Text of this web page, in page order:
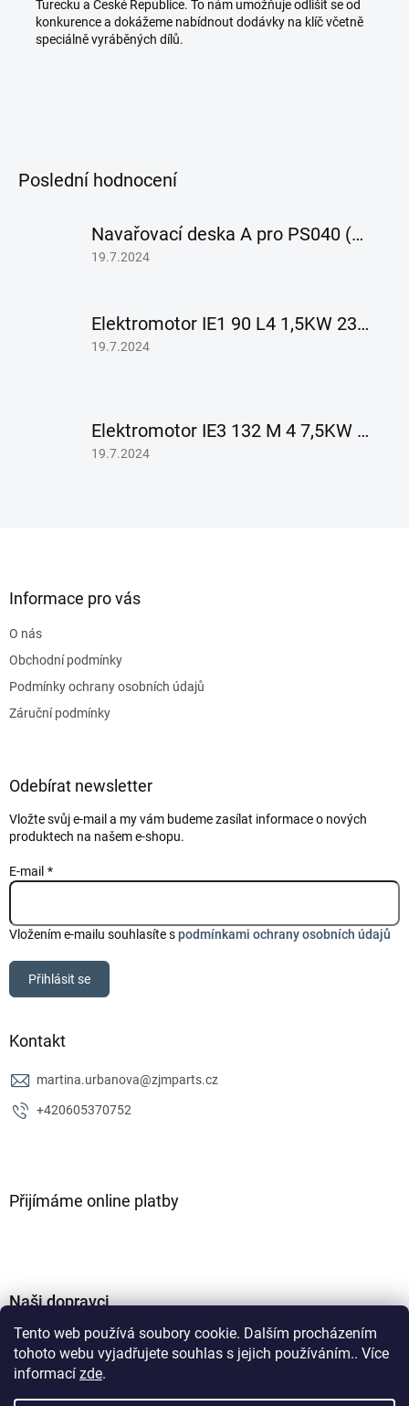
Tento web používá soubory cookie. Dalším procházením
tohoto webu vyjadřujete souhlas s jejich používáním.. Více
informací zde.
Turecku a České Republice. To nám umožňuje odlišit se od
konkurence a dokážeme nabídnout dodávky na klíč včetně
speciálně vyráběných dílů.
Poslední hodnocení
Navařovací deska A pro PS040 (KRVPS040A01A)
Hodnocení
z
5
19.7.2024
Elektromotor IE1 90 L4 1,5KW 230/400V B5
Hodnocení
5
hvězdiček.
19.7.2024
Elektromotor IE3 132 M 4 7,5KW 400/690V B5
Hodnocení
19.7.2024
Informace pro vás
O nás
Obchodní podmínky
Podmínky ochrany osobních údajů
Záruční podmínky
Odebírat newsletter
Vložte svůj e-mail a my vám budeme zasílat informace o nových
produktech na našem e-shopu.
E-mail
Vložením e-mailu souhlasíte spodmínkami ochrany osobních údajů
Přihlásit se
Kontakt
martina.urbanova@zjmparts.cz
+420605370752
Přijímáme online platby
Naši dopravci